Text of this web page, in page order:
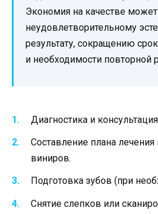
Экономия на качестве
неудовлетворительному
результату, сокращению
и необходимости повторной
Диагностика и
Составление плана
виниров.
Подготовка зубов (при
Снятие слепков или